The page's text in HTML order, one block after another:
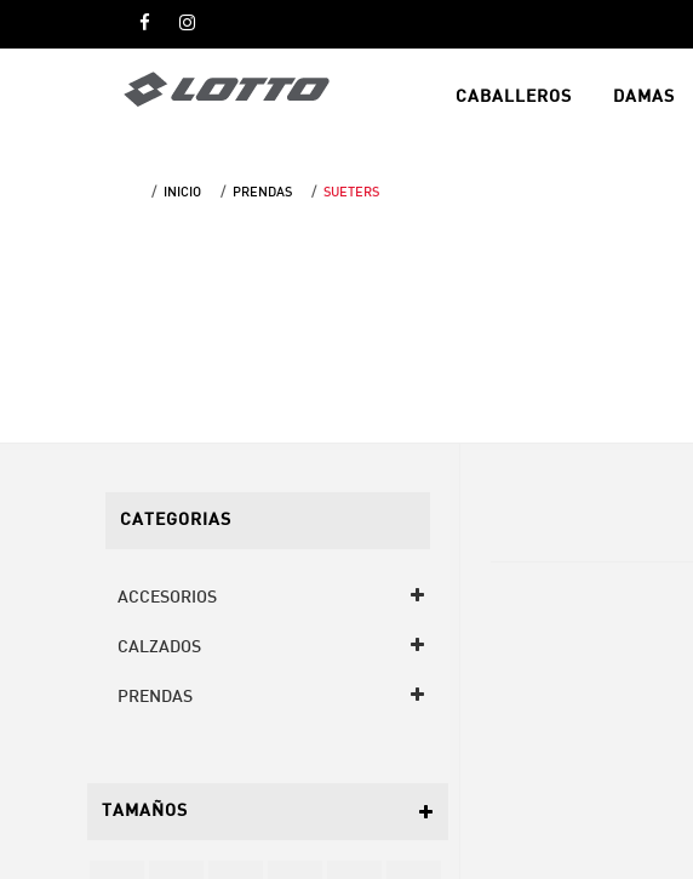
CABALLEROS DAMAS
INICIO PRENDAS SUETERS
CATEGORIAS
ACCESORIOS
CALZADOS
PRENDAS
TAMAÑOS